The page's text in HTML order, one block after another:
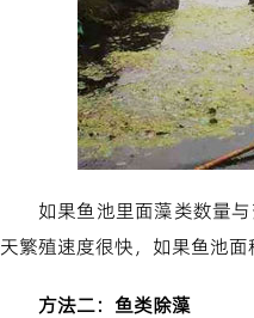
如果鱼池里面藻类数量
天繁殖速度很快，如果鱼池
方法二：鱼类除藻